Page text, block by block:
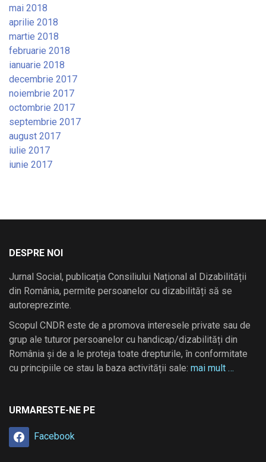
mai 2018
aprilie 2018
martie 2018
februarie 2018
ianuarie 2018
decembrie 2017
noiembrie 2017
octombrie 2017
septembrie 2017
august 2017
iulie 2017
iunie 2017
DESPRE NOI
Jurnal Social, publicația Consiliului Național al Dizabilității
din România, permite persoanelor cu dizabilități să se
autoreprezinte.
Scopul CNDR este de a promova interesele private sau de
grup ale tuturor persoanelor cu handicap/dizabilități din
România și de a le proteja toate drepturile, în conformitate
cu principiile ce stau la baza activității sale: mai mult …
URMARESTE-NE PE
Facebook